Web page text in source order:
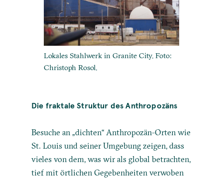
Lokales Stahlwerk in Granite City. Foto:
Christoph Rosol.
Die fraktale Struktur des Anthropozäns
Besuche an „dichten“ Anthropozän-Orten wie
St. Louis und seiner Umgebung zeigen, dass
vieles von dem, was wir als global betrachten,
tief mit örtlichen Gegebenheiten verwoben